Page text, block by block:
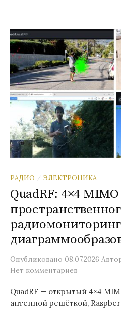
РАДИО / ЭЛЕКТРОНИКА
QuadRF: 4×4
Опубликовано 08.07.2026
Нет комментариев
QuadRF — открытый 4×4
антенной решёткой,